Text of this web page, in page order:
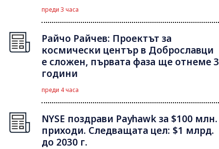
преди 3 часа
Райчо Райчев: Проектът за
космически център в Доброславци
е сложен, първата фаза ще отнеме 3
години
преди 4 часа
NYSE поздрави Payhawk за $100 млн.
приходи. Следващата цел: $1 млрд.
до 2030 г.